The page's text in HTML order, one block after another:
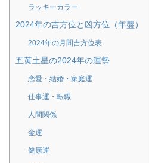
ラッキーカラー
2024年の吉方位と凶方位（年盤）
2024年の月間吉方位表
五黄土星の2024年の運勢
恋愛・結婚・家庭運
仕事運・転職
人間関係
金運
健康運